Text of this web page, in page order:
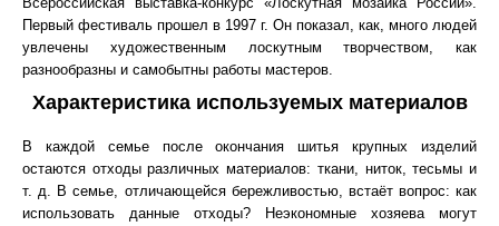
Первый фестиваль прошел в 1997 г. Он показал, как, много людей
увлечены художественным лоскутным творчеством, как
разнообразны и самобытны работы мастеров.
Характеристика используемых материалов
В каждой семье после окончания шитья крупных изделий
остаются отходы различных материалов: ткани, ниток, тесьмы и
т. д. В семье, отличающейся бережливостью, встаёт вопрос: как
использовать данные отходы? Неэкономные хозяева могут